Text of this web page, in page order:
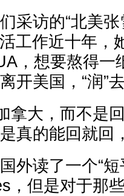
访的“北美张
工作近十年，
，想要熬得一
开美国，“润”
大，而不是
真的能回就回
读了一个“短
，但是对于那